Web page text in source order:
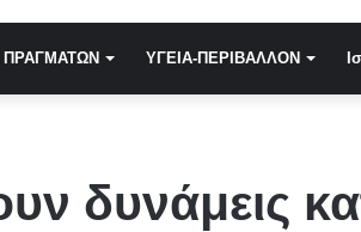
ΠΡΑΓΜΑΤΩΝ ΥΓΕΙΑ-ΠΕΡΙΒΑΛΛΟΝ
δυνάμεις